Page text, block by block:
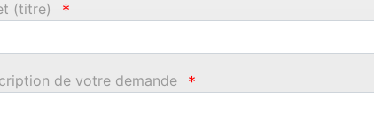
(titre) *
de votre demande *